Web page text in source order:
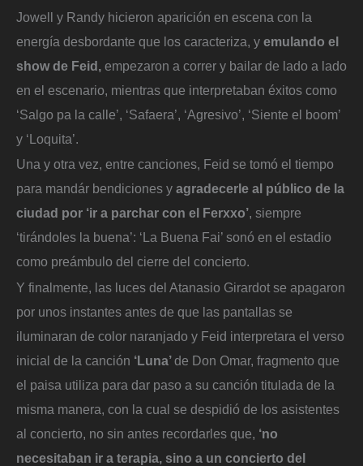
Jowell y Randy hicieron aparición en escena con la
energía desbordante que los caracteriza, y emulando el
show de Feid, empezaron a correr y bailar de lado a lado
en el escenario, mientras que interpretaban éxitos como
‘Salgo pa la calle’, ‘Safaera’, ‘Agresivo’, ‘Siente el boom’
y ‘Loquita’.
Una y otra vez, entre canciones, Feid se tomó el tiempo
para mandár bendiciones y agradecerle al público de la
ciudad por ‘ir a parchar con el Ferxxo’, siempre
‘tirándoles la buena’: ‘La Buena Fai’ sonó en el estadio
como preámbulo del cierre del concierto.
Y finalmente, las luces del Atanasio Girardot se apagaron
por unos instantes antes de que las pantallas se
iluminaran de color naranjado y Feid interpretara el verso
inicial de la canción ‘Luna’de Don Omar, fragmento que
el paisa utiliza para dar paso a su canción titulada de la
misma manera, con la cual se despidió de los asistentes
al concierto, no sin antes recordarles que, ‘no
necesitaban ir a terapia, sino a un concierto del